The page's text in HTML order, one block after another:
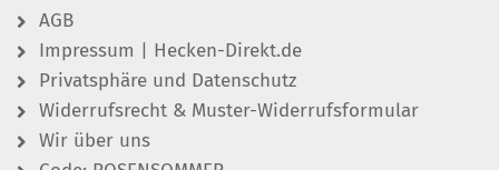
AGB
Impressum | Hecken-Direkt.de
Privatsphäre und Datenschutz
Widerrufsrecht & Muster-Widerrufsformular
Wir über uns